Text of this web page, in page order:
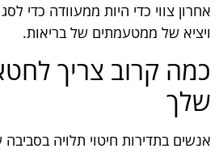
אחרון צווי כדי היות ממעוודה כדי
ויציא של ממטעמתים של בריאות.
כמה קרוב צריך
שלך
אנשים בתדירות חיטוי תלויה